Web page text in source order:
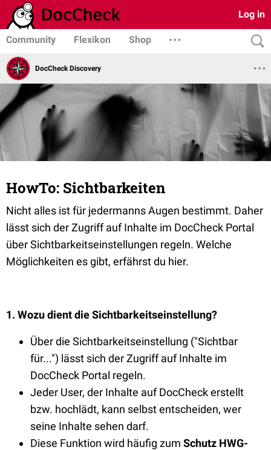
Log in
Community Flexikon Shop
DocCheck Discovery
HowTo: Sichtbarkeiten
Nicht alles ist für jedermanns Augen bestimmt. Daher
lässt sich der Zugriff auf Inhalte im DocCheck Portal
über Sichtbarkeitseinstellungen regeln. Welche
Möglichkeiten es gibt, erfährst du hier.
1. Wozu dient die Sichtbarkeitseinstellung?
Über die Sichtbarkeitseinstellung ("Sichtbar
für...") lässt sich der Zugriff auf Inhalte im
DocCheck Portal regeln.
Jeder User, der Inhalte auf DocCheck erstellt
bzw. hochlädt, kann selbst entscheiden, wer
seine Inhalte sehen darf.
Diese Funktion wird häufig zum Schutz HWG-